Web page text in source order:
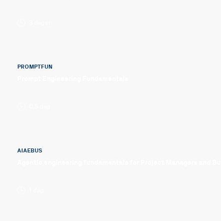
PROMPTFUN
AIAEBUS